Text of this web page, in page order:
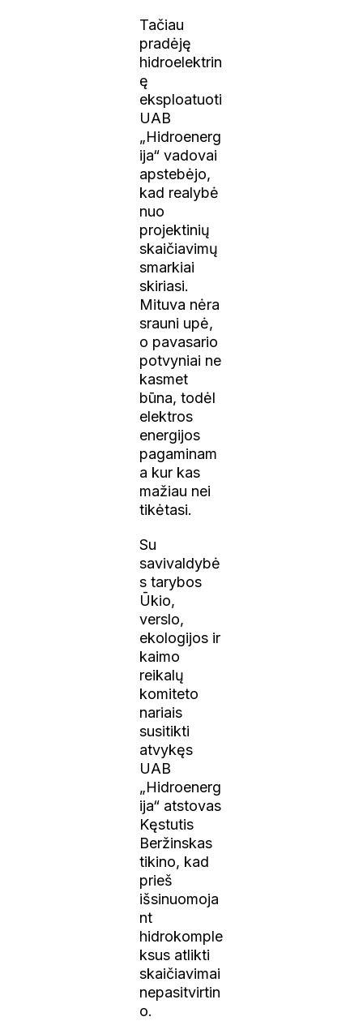
Tačiau
pradėję
hidroelektrin
ę
eksploatuoti
UAB
„Hidroenerg
ija“ vadovai
apstebėjo,
kad realybė
nuo
projektinių
skaičiavimų
smarkiai
skiriasi.
Mituva nėra
srauni upė,
o pavasario
potvyniai ne
kasmet
būna, todėl
elektros
energijos
pagaminam
a kur kas
mažiau nei
tikėtasi.
Su
savivaldybė
s tarybos
Ūkio,
verslo,
ekologijos ir
kaimo
reikalų
komiteto
nariais
susitikti
atvykęs
UAB
„Hidroenerg
ija“ atstovas
Kęstutis
Beržinskas
tikino, kad
prieš
išsinuomoja
nt
hidrokomple
ksus atlikti
skaičiavimai
nepasitvirtin
o.